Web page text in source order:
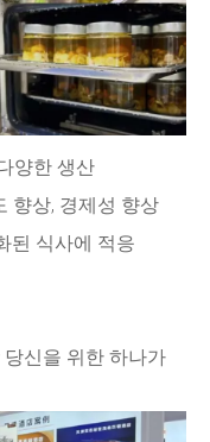
양한 생산
향상, 경제성 향상
된 식사에 적응
신을 위한 하나가